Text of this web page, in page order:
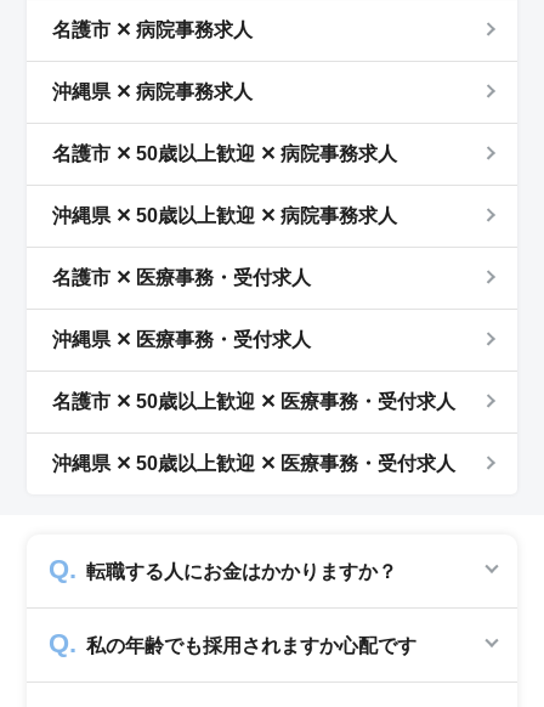
名護市 ✕ 病院事務求人
沖縄県 ✕ 病院事務求人
名護市 ✕ 50歳以上歓迎 ✕ 病院事務求人
沖縄県 ✕ 50歳以上歓迎 ✕ 病院事務求人
名護市 ✕ 医療事務・受付求人
沖縄県 ✕ 医療事務・受付求人
名護市 ✕ 50歳以上歓迎 ✕ 医療事務・受付求人
沖縄県 ✕ 50歳以上歓迎 ✕ 医療事務・受付求人
転職する人にお金はかかりますか？
していますので、転職希望者の方からは費用は
一切発生致しません。
私の年齢でも採用されますか心配です